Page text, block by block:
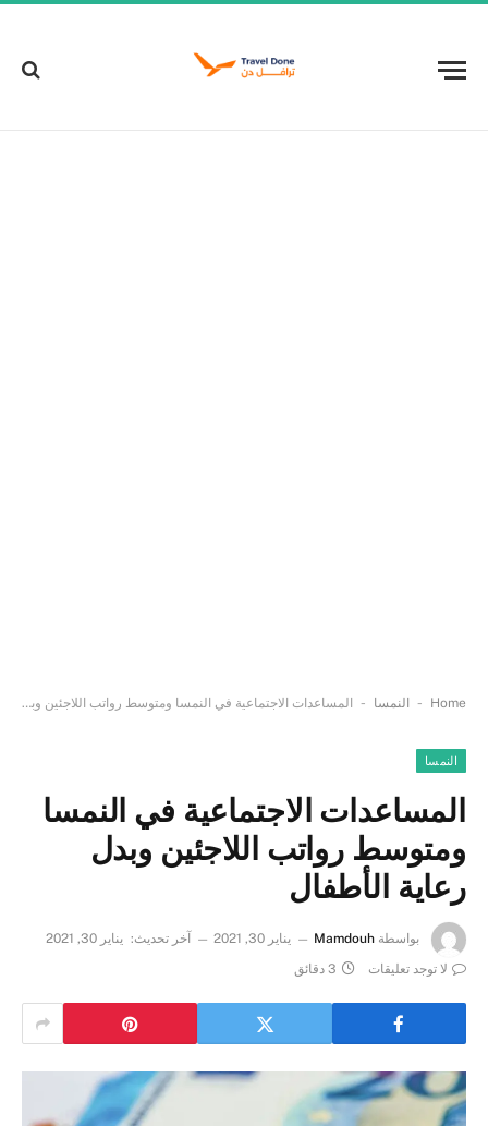
Home
- النمسا - المساعدات الاجتماعية في النمسا ومتوسط رواتب اللاجئين وبدل رعاية الأطفال
النمسا
المساعدات الاجتماعية في النمسا
ومتوسط رواتب اللاجئين وبدل
رعاية الأطفال
بواسطة Mamdouh يناير 30, 2021 آخر تحديث: يناير 30, 2021
لا توجد تعليقات
3 دقائق